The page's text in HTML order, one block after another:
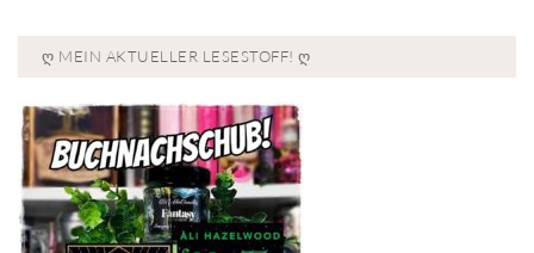
Ღ MEIN AKTUELLER LESESTOFF! Ღ